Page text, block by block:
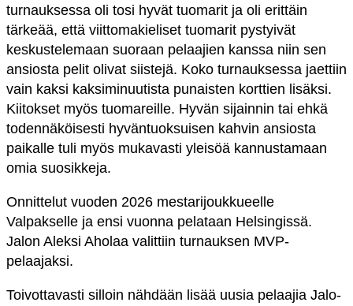
turnauksessa oli tosi hyvät tuomarit ja oli erittäin
tärkeää, että viittomakieliset tuomarit pystyivät
keskustelemaan suoraan pelaajien kanssa niin sen
ansiosta pelit olivat siistejä. Koko turnauksessa jaettiin
vain kaksi kaksiminuutista punaisten korttien lisäksi.
Kiitokset myös tuomareille. Hyvän sijainnin tai ehkä
todennäköisesti hyväntuoksuisen kahvin ansiosta
paikalle tuli myös mukavasti yleisöä kannustamaan
omia suosikkeja.
Onnittelut vuoden 2026 mestarijoukkueelle
Valpakselle ja ensi vuonna pelataan Helsingissä.
Jalon Aleksi Aholaa valittiin turnauksen MVP-
pelaajaksi.
Toivottavasti silloin nähdään lisää uusia pelaajia Jalo-